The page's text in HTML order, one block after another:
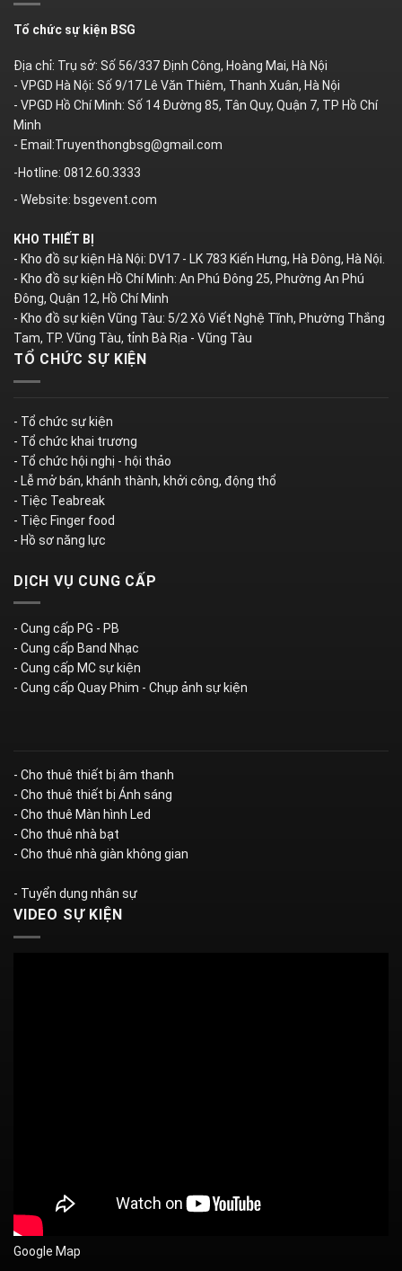
Tổ chức sự kiện BSG
Địa chỉ: Trụ sở: Số 56/337 Định Công, Hoàng Mai, Hà Nội
- VPGD Hà Nội: Số 9/17 Lê Văn Thiêm, Thanh Xuân, Hà Nội
- VPGD Hồ Chí Minh: Số 14 Đường 85, Tân Quy, Quận 7, TP Hồ Chí
Minh
- Email:Truyenthongbsg@gmail.com
-Hotline: 0812.60.3333
- Website: bsgevent.com
KHO THIẾT BỊ
- Kho đồ sự kiện Hà Nội: DV17 - LK 783 Kiến Hưng, Hà Đông, Hà Nội.
- Kho đồ sự kiện Hồ Chí Minh: An Phú Đông 25, Phường An Phú
Đông, Quận 12, Hồ Chí Minh
- Kho đồ sự kiện Vũng Tàu: 5/2 Xô Viết Nghệ Tĩnh, Phường Thắng
Tam, TP. Vũng Tàu, tỉnh Bà Rịa - Vũng Tàu
TỔ CHỨC SỰ KIỆN
- Tổ chức sự kiện
- Tổ chức khai trương
- Tổ chức hội nghị - hội thảo
- Lễ mở bán, khánh thành, khởi công, động thổ
- Tiệc Teabreak
- Tiệc Finger food
- Hồ sơ năng lực
DỊCH VỤ CUNG CẤP
- Cung cấp PG - PB
- Cung cấp Band Nhạc
- Cung cấp MC sự kiện
- Cung cấp Quay Phim - Chụp ảnh sự kiện
- Cho thuê thiết bị âm thanh
- Cho thuê thiết bị Ánh sáng
- Cho thuê Màn hình Led
- Cho thuê nhà bạt
- Cho thuê nhà giàn không gian
- Tuyển dụng nhân sự
VIDEO SỰ KIỆN
Google Map